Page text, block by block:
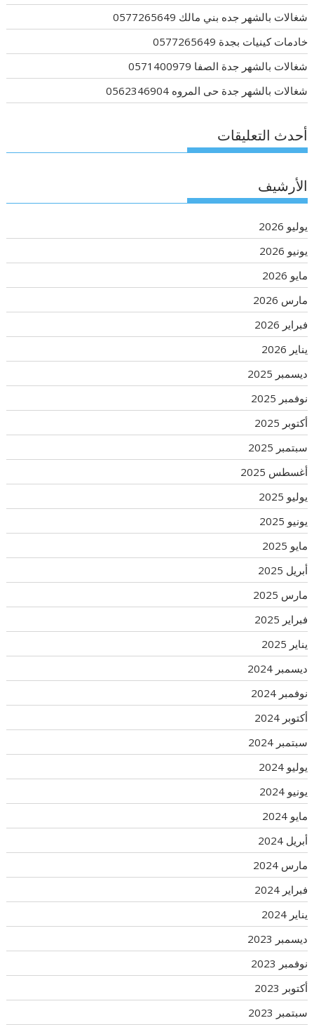
شغالات بالشهر جده بني مالك 0577265649
خادمات كينيات بجدة 0577265649
شغالات بالشهر جدة الصفا 0571400979
شغالات بالشهر جدة حى المروه 0562346904
أحدث التعليقات
الأرشيف
يوليو 2026
يونيو 2026
مايو 2026
مارس 2026
فبراير 2026
يناير 2026
ديسمبر 2025
نوفمبر 2025
أكتوبر 2025
سبتمبر 2025
أغسطس 2025
يوليو 2025
يونيو 2025
مايو 2025
أبريل 2025
مارس 2025
فبراير 2025
يناير 2025
ديسمبر 2024
نوفمبر 2024
أكتوبر 2024
سبتمبر 2024
يوليو 2024
يونيو 2024
مايو 2024
أبريل 2024
مارس 2024
فبراير 2024
يناير 2024
ديسمبر 2023
نوفمبر 2023
أكتوبر 2023
سبتمبر 2023